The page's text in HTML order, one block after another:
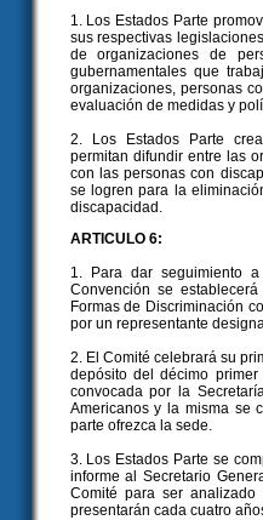
1. Los Estados Parte
sus respectivas
de organizaciones de
gubernamentales que
organizaciones, personas
evaluación de medidas y
2. Los Estados Parte
permitan difundir entre las
con las personas con
se logren para la
discapacidad.
ARTICULO 6:
1. Para dar seguimiento
Convención se
Formas de Discriminación
por un representante
2. El Comité celebrará su
depósito del décimo
convocada por la
Americanos y la misma se
parte ofrezca la sede.
3. Los Estados Parte se
informe al Secretario
Comité para ser
presentarán cada cuatro